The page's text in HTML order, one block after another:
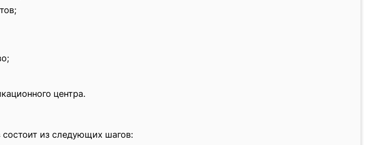
центра.
состоит из следующих шагов: